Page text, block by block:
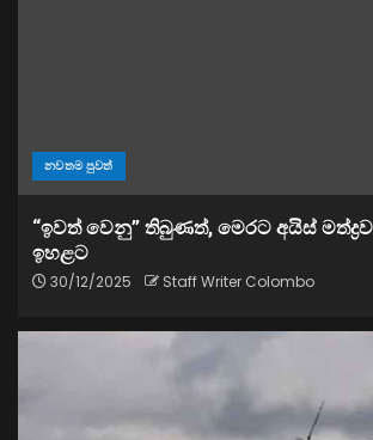
නවතම පුවත්
“ඉවත් වෙනු” තිබුණත්, මෙරට අයිස්
ඉහළට
30/12/2025 Staff Writer Colombo